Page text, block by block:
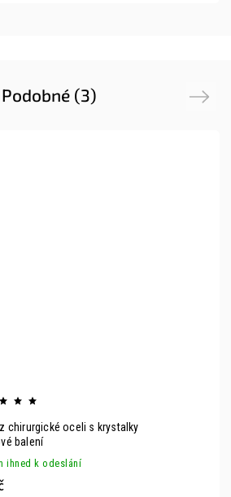
Podobné (3)
chirurgické oceli s krystalky
balení
ihned k odeslání
Next